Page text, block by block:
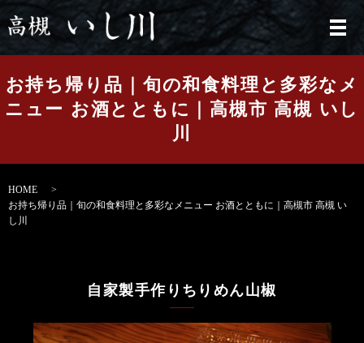
メ
お持ち帰り品｜旬の和食料理と多彩なメ
ニュー お酒とともに｜高槻市 高槻 いし
川
HOME
お持ち帰り品｜旬の和食料理と多彩なメニュー お酒とともに｜高槻市 高槻 い
し川
自家製手作りちりめん山椒